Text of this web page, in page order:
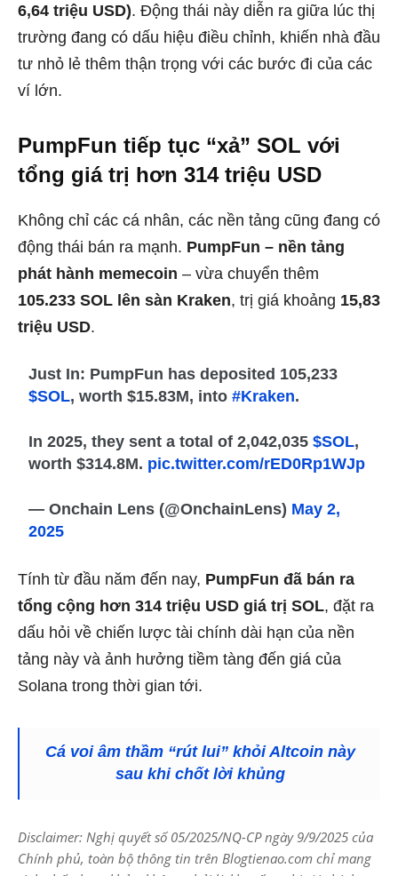
6,64 triệu USD). Động thái này diễn ra giữa lúc thị
trường đang có dấu hiệu điều chỉnh, khiến nhà đầu
tư nhỏ lẻ thêm thận trọng với các bước đi của các
ví lớn.
PumpFun tiếp tục “xả” SOL với
tổng giá trị hơn 314 triệu USD
Không chỉ các cá nhân, các nền tảng cũng đang có
động thái bán ra mạnh. PumpFun – nền tảng
phát hành memecoin – vừa chuyển thêm
105.233 SOL lên sàn Kraken, trị giá khoảng 15,83
triệu USD.
Just In: PumpFun has deposited 105,233
$SOL, worth $15.83M, into#Kraken.
In 2025, they sent a total of 2,042,035$SOL,
worth $314.8M. pic.twitter.com/rED0Rp1WJp
— Onchain Lens (@OnchainLens) May 2,
2025
Tính từ đầu năm đến nay, PumpFun đã bán ra
tổng cộng hơn 314 triệu USD giá trị SOL, đặt ra
dấu hỏi về chiến lược tài chính dài hạn của nền
tảng này và ảnh hưởng tiềm tàng đến giá của
Solana trong thời gian tới.
Cá voi âm thầm “rút lui” khỏi Altcoin này
sau khi chốt lời khủng
Disclaimer: Nghị quyết số 05/2025/NQ-CP ngày 9/9/2025 của
Chính phủ, toàn bộ thông tin trên Blogtienao.com chỉ mang